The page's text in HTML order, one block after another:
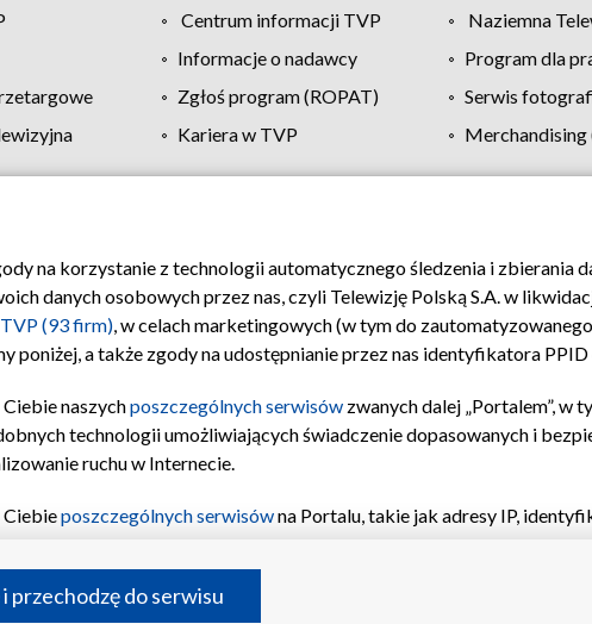
Centrum informacji TVP Naziemna
Informacje o nadawcy
Program dla
Zgłoś program (ROPAT)
Serwis
Kariera w TVP
Merchandising
Polityka prywatności Moje zgody Pomoc Biuro reklamy
na korzystanie z technologii automatycznego śledzenia i zbierania
danych osobowych przez nas, czyli Telewizję Polską S.A. w
(93 firm), w celach marketingowych (w tym do
poniżej, a także zgody na udostępnianie przez nas identyfikatora
naszychposzczególnych serwisów zwanych dalej „Portalem”, w
technologii umożliwiających świadczenie dopasowanych i
ruchu w Internecie.
Ciebieposzczególnych serwisówna Portalu, takie jak adresy IP,
informacji na urządzeniu lub dostęp do nich, wyboru
profilu spersonalizowanych treści, wyboru spersonalizowanych
przechodzę do serwisu